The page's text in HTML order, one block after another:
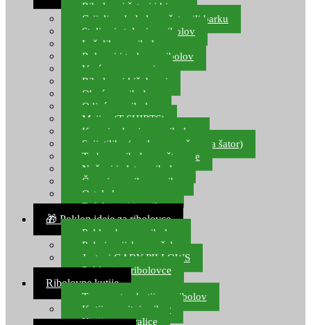
Ribolovni šatori i bivvy
Grijalice, kuhala za šator ili barku
Stolice i stolovi za ribolov
Ležaljke za ribolov
Ruksaci i torbe za ribolov
Vreće za spavanje
Ribolovni kišobrani
Obuća za ribolov
Odjeća za ribolov
Majice (T-SHIRTS)
Kape i rukavice za ribolov
Svijetiljke (naglavne, ručne, za šator)
Torbe za ribolovne štapove
Noževi i alat za ribolov
Čamci za prihranu ribe
Ostala kamp oprema
Dalekozori i optika
🎁 Poklon ideje za ribolovce
Poklon bon za ribolov
Polarizacijske naočale
Jastuci GABY PILLOWS
Pokloni za ribolovce
Ribolovne kutije
Transportne kutije za ribolov
Kutije za sitni pribor
Kutije za varalice